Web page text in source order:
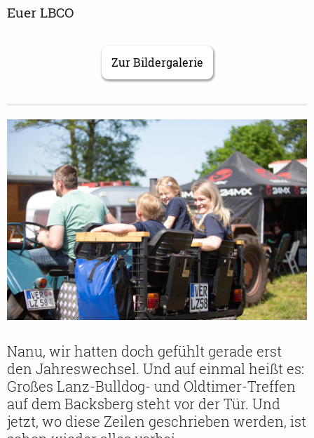
Euer LBCO
Zur Bildergalerie
Nanu, wir hatten doch gefühlt gerade erst
den Jahreswechsel. Und auf einmal heißt es:
Großes Lanz-Bulldog- und Oldtimer-Treffen
auf dem Backsberg steht vor der Tür. Und
jetzt, wo diese Zeilen geschrieben werden, ist